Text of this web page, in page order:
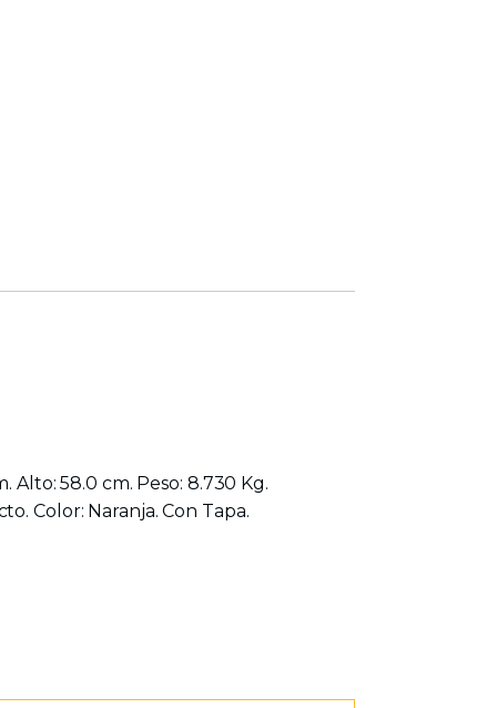
58.0 cm. Peso: 8.730 Kg.
Color: Naranja. Con Tapa.